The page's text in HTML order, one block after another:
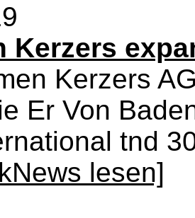
Kerzers
Kerzers
Er Von
tnd
lesen]